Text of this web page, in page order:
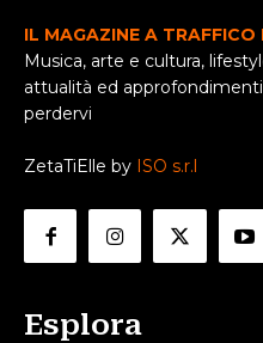
IL MAGAZINE A
Musica, arte e cultura,
attualità ed
perdervi
ZetaTiElle by ISO s.r.l
Esplora